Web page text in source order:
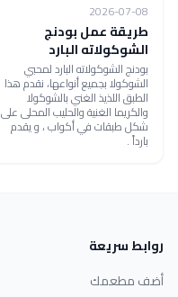
2026-07-08
طريقة عمل بودنج
الشوكولاته البارد
بودنج الشوكولاته البارد لمحبي
الشوكولا بجميع أنواعها، نقدم هذا
الطبق اللذيذ الغني بالشوكولا
والكريما الغنية والحليب المحلى على
شكل طبقات في أكواب ، و يقدم
بارداً .
روابط سريعة
أضف مطعمك